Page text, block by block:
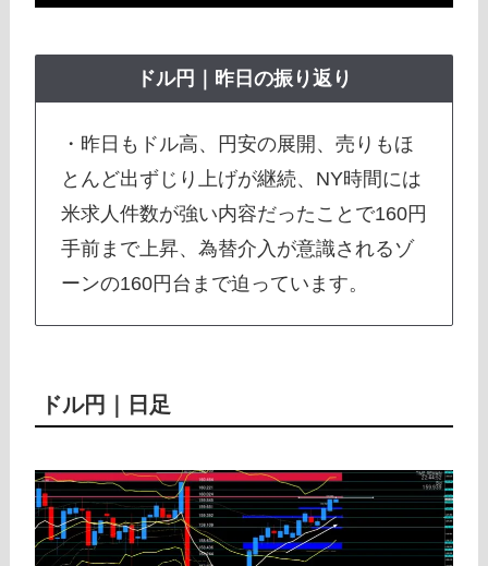
ドル円｜昨日の振り返り
・昨日もドル高、円安の展開、売りもほ
とんど出ずじり上げが継続、NY時間には
米求人件数が強い内容だったことで160円
手前まで上昇、為替介入が意識されるゾ
ーンの160円台まで迫っています。
ドル円｜日足